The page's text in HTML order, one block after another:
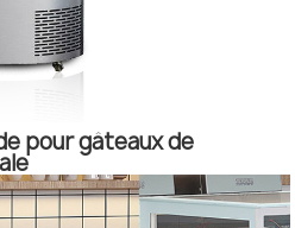
pour gâteaux de